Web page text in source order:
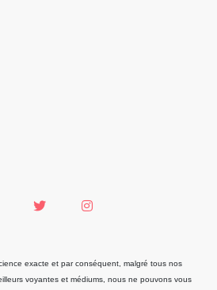
exacte et par conséquent, malgré tous nos
voyantes et médiums, nous ne pouvons vous